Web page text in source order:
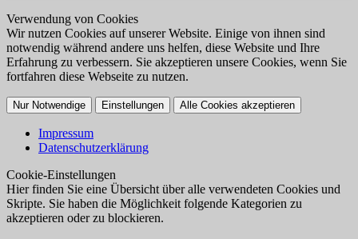
Verwendung von Cookies
Wir nutzen Cookies auf unserer Website. Einige von ihnen sind
notwendig während andere uns helfen, diese Website und Ihre
Erfahrung zu verbessern. Sie akzeptieren unsere Cookies, wenn Sie
fortfahren diese Webseite zu nutzen.
Nur Notwendige Einstellungen Alle Cookies akzeptieren
Impressum
Datenschutzerklärung
Cookie-Einstellungen
Hier finden Sie eine Übersicht über alle verwendeten Cookies und
Skripte. Sie haben die Möglichkeit folgende Kategorien zu
akzeptieren oder zu blockieren.